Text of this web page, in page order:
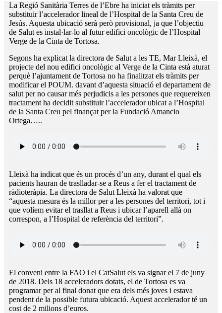
La Regió Sanitària Terres de l’Ebre ha iniciat els tràmits per
substituir l’accelerador lineal de l’Hospital de la Santa Creu de
Jesús. Aquesta ubicació serà però provisional, ja que l’objectiu
de Salut es instal·lar-lo al futur edifici oncològic de l’Hospital
Verge de la Cinta de Tortosa.
Segons ha explicat la directora de Salut a les TE, Mar Lleixà, el
projecte del nou edifici oncològic al Verge de la Cinta està aturat
perquè l’ajuntament de Tortosa no ha finalitzat els tràmits per
modificar el POUM. davant d’aquesta situació el departament de
salut per no causar més perjudicis a les persones que requereixen
tractament ha decidit substituir l’accelerador ubicat a l’Hospital
de la Santa Creu pel finançat per la Fundació Amancio
Ortega…..
Lleixà ha indicat que és un procés d’un any, durant el qual els
pacients hauran de traslladar-se a Reus a fer el tractament de
ràdioteràpia. La directora de Salut Lleixà ha valorat que
“aquesta mesura és la millor per a les persones del territori, tot i
que volíem evitar el trasllat a Reus i ubicar l’aparell allà on
correspon, a l’Hospital de referència del territori”.
El conveni entre la FAO i el CatSalut els va signar el 7 de juny
de 2018. Dels 18 acceleradors dotats, el de Tortosa es va
programar per al final donat que era dels més joves i estava
pendent de la possible futura ubicació. Aquest accelerador té un
cost de 2 milions d’euros.